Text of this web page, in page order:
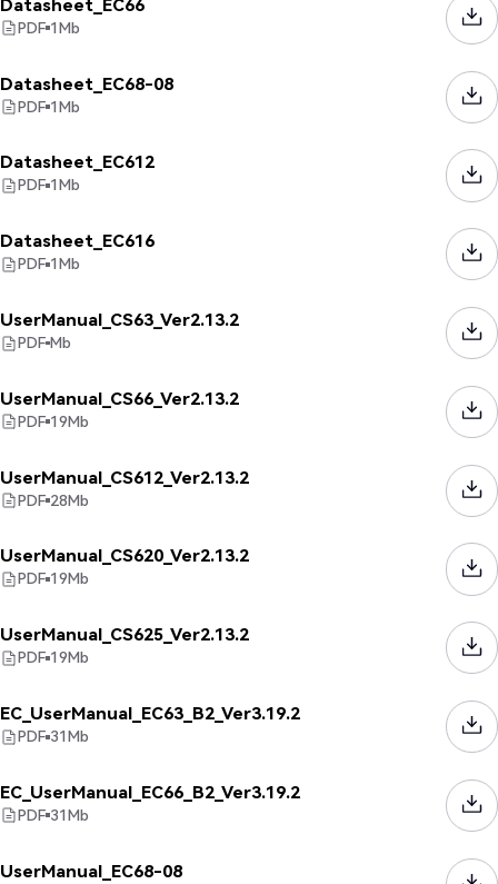
Datasheet_EC66
PDF 1Mb
Datasheet_EC68-08
PDF 1Mb
Datasheet_EC612
PDF 1Mb
Datasheet_EC616
PDF 1Mb
UserManual_CS63_Ver2.13.2
PDF Mb
UserManual_CS66_Ver2.13.2
PDF 19Mb
UserManual_CS612_Ver2.13.2
PDF 28Mb
UserManual_CS620_Ver2.13.2
PDF 19Mb
UserManual_CS625_Ver2.13.2
PDF 19Mb
EC_UserManual_EC63_B2_Ver3.19.2
PDF 31Mb
EC_UserManual_EC66_B2_Ver3.19.2
PDF 31Mb
UserManual_EC68-08